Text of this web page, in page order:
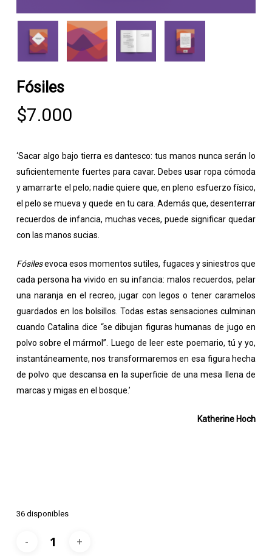
Fósiles
$7.000
‘Sacar algo bajo tierra es dantesco: tus manos nunca serán lo
suficientemente fuertes para cavar. Debes usar ropa cómoda
y amarrarte el pelo; nadie quiere que, en pleno esfuerzo físico,
el pelo se mueva y quede en tu cara. Además que, desenterrar
recuerdos de infancia, muchas veces, puede significar quedar
con las manos sucias.
Fósilesevoca esos momentos sutiles, fugaces y siniestros que
cada persona ha vivido en su infancia: malos recuerdos, pelar
una naranja en el recreo, jugar con legos o tener caramelos
guardados en los bolsillos. Todas estas sensaciones culminan
cuando Catalina dice “se dibujan figuras humanas de jugo en
polvo sobre el mármol”. Luego de leer este poemario, tú y yo,
instantáneamente, nos transformaremos en esa figura hecha
de polvo que descansa en la superficie de una mesa llena de
marcas y migas en el bosque.’
Katherine Hoch
36 disponibles